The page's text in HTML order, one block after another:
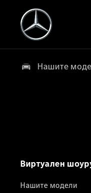
Нашите
Виртуален
Нашите модели